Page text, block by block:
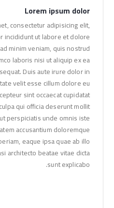
Lorem ipsum dolor
consectetur adipisicing elit,
incididunt ut labore et dolore
minim veniam, quis nostrud
laboris nisi ut aliquip ex ea
Duis aute irure dolor in
velit esse cillum dolore eu
sint occaecat cupidatat
qui officia deserunt mollit
perspiciatis unde omnis iste
accusantium doloremque
eaque ipsa quae ab illo
architecto beatae vitae dicta
sunt explicabo.